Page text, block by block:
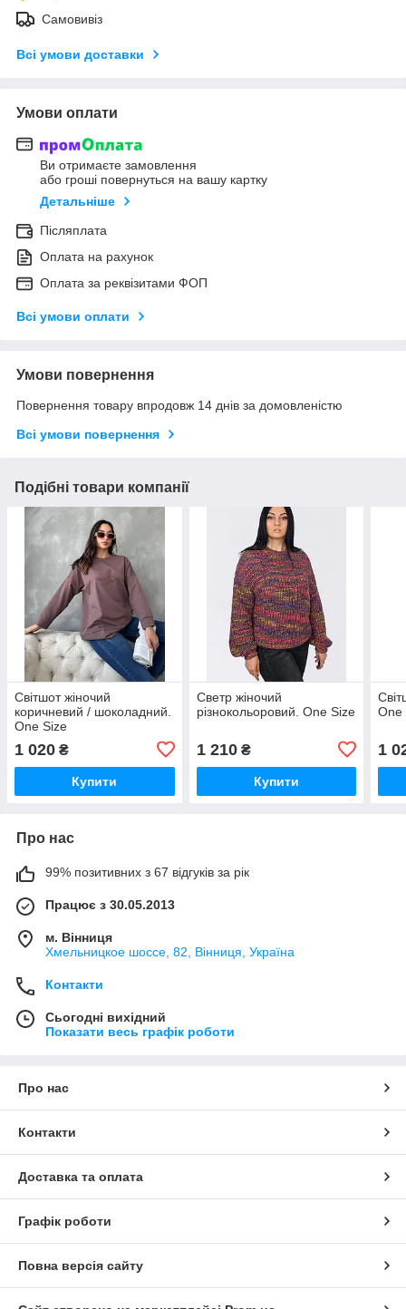
Самовивіз
Всі умови доставки
Умови оплати
Ви отримаєте замовлення
або гроші повернуться на вашу картку
Детальніше
Післяплата
Оплата на рахунок
Оплата за реквізитами ФОП
Всі умови оплати
Умови повернення
Повернення товару впродовж 14 днів за домовленістю
Всі умови повернення
Подібні товари компанії
Світшот жіночий
коричневий / шоколадний.
One Size
1 020 ₴
Купити
Светр жіночий
різнокольоровий. One Size
1 210₴
Купити
One
1
Про нас
99% позитивних з 67 відгуків за рік
Працює з 30.05.2013
м. Вінниця
Хмельницкое шоссе, 82, Вінниця, Україна
Контакти
Сьогодні вихідний
Показати весь графік роботи
Про нас
Контакти
Доставка та оплата
Графік роботи
Повна версія сайту